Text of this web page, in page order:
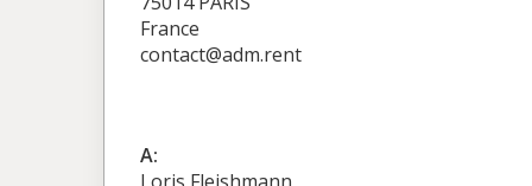
France
contact@adm.rent
A: